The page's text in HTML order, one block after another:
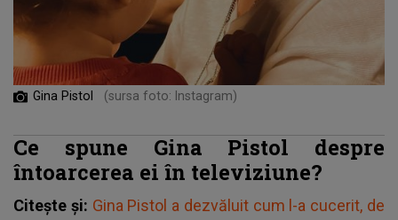
Gina Pistol (sursa foto: Instagram)
Ce spune Gina Pistol despre
întoarcerea ei în televiziune?
Citește și: Gina Pistol a dezvăluit cum l-a cucerit, de